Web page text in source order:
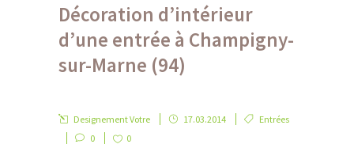
Décoration d’intérieur
d’une entrée à Champigny-
sur-Marne (94)
Designement Votre 17.03.2014
Entrées
0
0